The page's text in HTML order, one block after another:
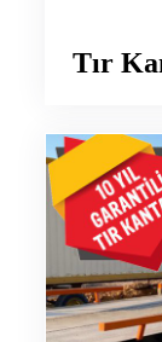
Tır